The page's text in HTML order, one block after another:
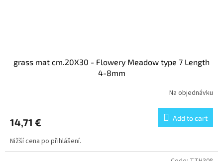
grass mat cm.20X30 - Flowery Meadow type 7 Length
4-8mm
Na objednávku
14,71 € Add to cart
Nižší cena po přihlášení.